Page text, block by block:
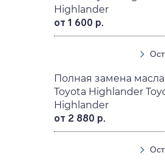
Highlander
от 1 600 р.
Полная замена
Toyota Highlander
Highlander
от 2 880 р.